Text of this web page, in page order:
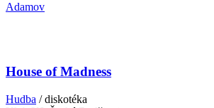
Adamov
House of Madness
Hudba / diskotéka